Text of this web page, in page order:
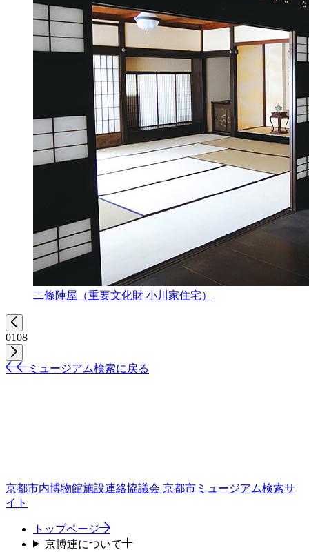
二條陣屋（重要文化財 小川家住宅）
0108
ミュージアム検索に戻る
京都市内博物館施設連絡協議会 京都市ミュージアム検索サ
イト
トップページ
京博連について